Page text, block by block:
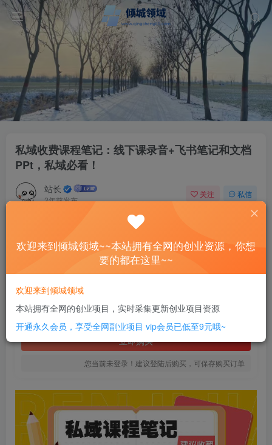
私域收费课程笔记：线下课录音+飞书笔记和文档
PPt，私域必看！
站长
2年前发布
关注 私信
私域收费课程笔记：线下课录音+飞书笔记和文档PPt，私域必看！
此内容为付费资源，请付费后查看
SVIP全站会员 免费
立即购买
您当前未登录！建议登陆后购买，可保存购买订单
欢迎来到倾城领域~~本站拥有全网的创业资源，你想
要的都在这里~~
欢迎来到倾城领域
本站拥有全网的创业项目，实时采集更新创业项目资源
开通永久会员，享受全网副业项目 vip会员已低至9元哦~